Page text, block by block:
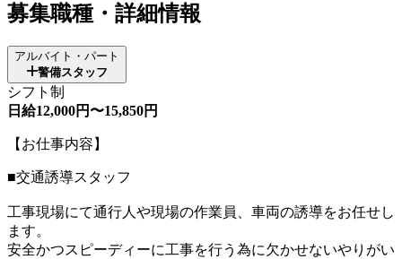
募集職種・詳細情報
アルバイト・パート
警備スタッフ
シフト制
日給12,000円〜15,850円
【お仕事内容】
■交通誘導スタッフ
工事現場にて通行人や現場の作業員、車両の誘導をお任せし
ます。
安全かつスピーディーに工事を行う為に欠かせないやりがい